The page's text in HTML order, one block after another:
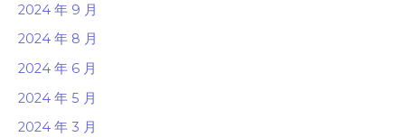
2024 年 9 月
2024 年 8 月
2024 年 6 月
2024 年 5 月
2024 年 3 月